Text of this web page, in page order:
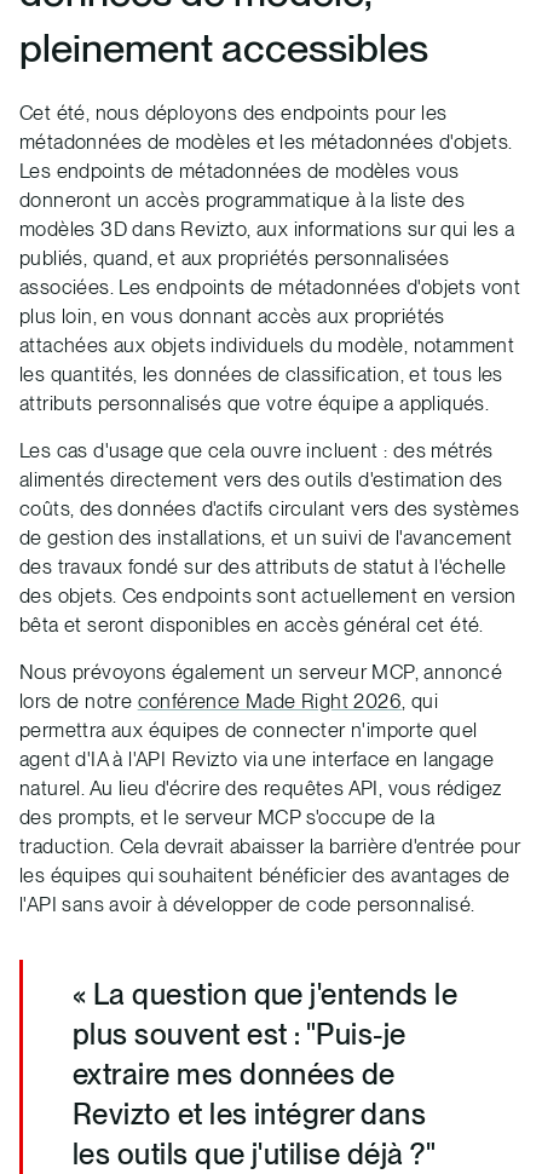
pleinement accessibles
Cet été, nous déployons des endpoints pour les
métadonnées de modèles et les métadonnées d'objets.
Les endpoints de métadonnées de modèles vous
donneront un accès programmatique à la liste des
modèles 3D dans Revizto, aux informations sur qui les a
publiés, quand, et aux propriétés personnalisées
associées. Les endpoints de métadonnées d'objets vont
plus loin, en vous donnant accès aux propriétés
attachées aux objets individuels du modèle, notamment
les quantités, les données de classification, et tous les
attributs personnalisés que votre équipe a appliqués.
Les cas d'usage que cela ouvre incluent : des métrés
alimentés directement vers des outils d'estimation des
coûts, des données d'actifs circulant vers des systèmes
de gestion des installations, et un suivi de l'avancement
des travaux fondé sur des attributs de statut à l'échelle
des objets. Ces endpoints sont actuellement en version
bêta et seront disponibles en accès général cet été.
Nous prévoyons également un serveur MCP, annoncé
lors de notre conférence Made Right 2026, qui
permettra aux équipes de connecter n'importe quel
agent d'IA à l'API Revizto via une interface en langage
naturel. Au lieu d'écrire des requêtes API, vous rédigez
des prompts, et le serveur MCP s'occupe de la
traduction. Cela devrait abaisser la barrière d'entrée pour
les équipes qui souhaitent bénéficier des avantages de
l'API sans avoir à développer de code personnalisé.
« La question que j'entends le
plus souvent est : "Puis-je
extraire mes données de
Revizto et les intégrer dans
les outils que j'utilise déjà ?"